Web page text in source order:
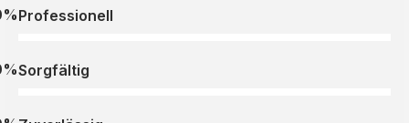
Professionell
Sorgfältig